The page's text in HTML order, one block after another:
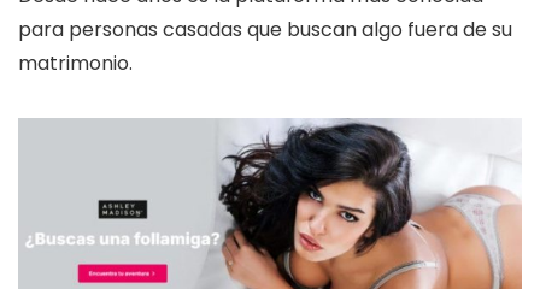
para personas casadas que buscan algo fuera de su
matrimonio.